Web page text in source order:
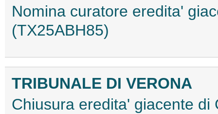
Nomina curatore eredita'
(TX25ABH85)
TRIBUNALE DI VERONA
Chiusura eredita' giacente